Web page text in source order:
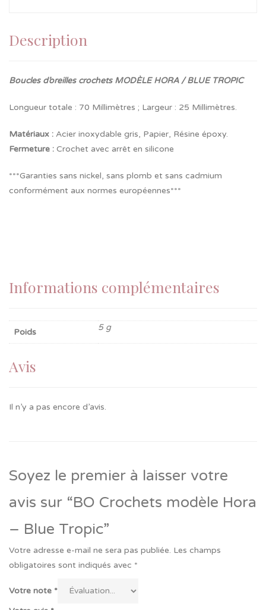
Description
Boucles d’oreilles crochets MODÈLE HORA / BLUE TROPIC
Longueur totale : 70 Millimètres ; Largeur : 25 Millimètres.
Matériaux : Acier inoxydable gris, Papier, Résine époxy.
Fermeture : Crochet avec arrêt en silicone
***Garanties sans nickel, sans plomb et sans cadmium
conformément aux normes européennes***
Informations complémentaires
Poids 5 g
Avis
Il n’y a pas encore d’avis.
Soyez le premier à laisser votre
avis sur “BO Crochets modèle Hora
– Blue Tropic”
Votre adresse e-mail ne sera pas publiée. Les champs
obligatoires sont indiqués avec *
Votre note *